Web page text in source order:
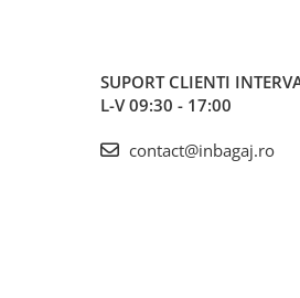
SUPORT CLIENTI
L-V 09:30 - 17:00
contact@inbagaj.ro